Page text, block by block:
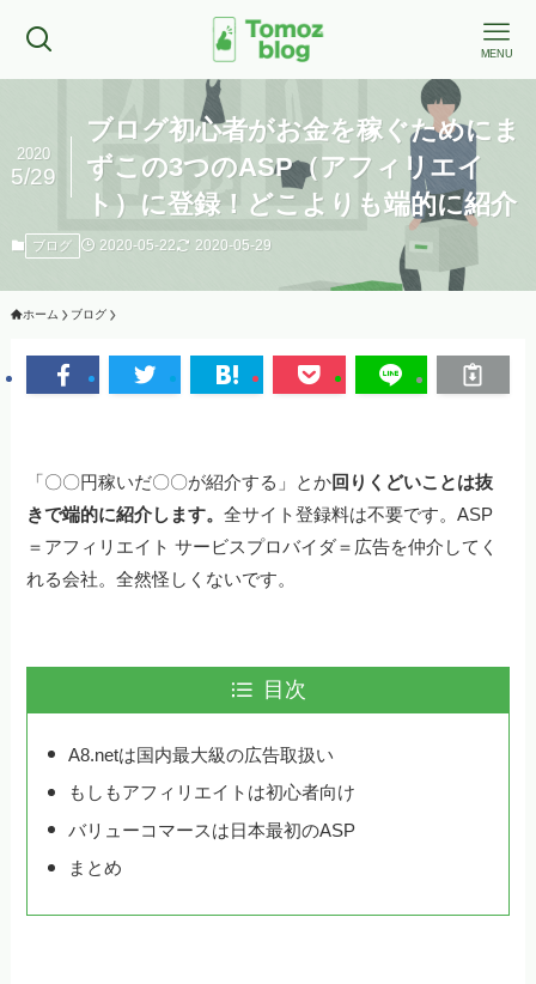
MENU
ブログ初心者がお金を稼ぐためにま
ずこの3つのASP（アフィリエイ
ト）に登録！どこよりも端的に紹介
2020
5/29
ブログ 2020-05-22 2020-05-29
ホーム ブログ
「〇〇円稼いだ〇〇が紹介する」とか回りくどいことは抜
きで端的に紹介します。全サイト登録料は不要です。ASP
＝アフィリエイト サービスプロバイダ＝広告を仲介してく
れる会社。全然怪しくないです。
目次
A8.netは国内最大級の広告取扱い
もしもアフィリエイトは初心者向け
バリューコマースは日本最初のASP
まとめ